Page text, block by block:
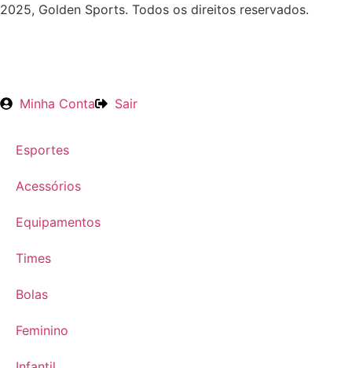
2025, Golden Sports. Todos os direitos reservados.
Minha Conta Sair
Esportes
Acessórios
Equipamentos
Times
Bolas
Feminino